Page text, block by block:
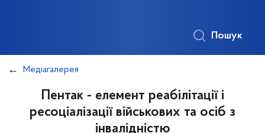
Пошук
Медіагалерея
Пентак - елемент реабілітації і
ресоціалізації військових та осіб з
інвалідністю